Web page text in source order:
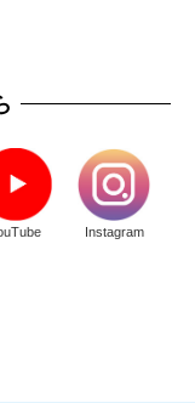
Instagram